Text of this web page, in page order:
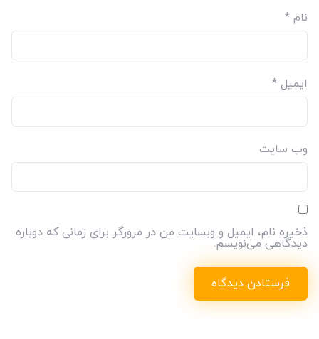
نام *
ایمیل *
وب‌ سایت
ذخیره نام، ایمیل و وبسایت من در مرورگر برای زمانی که دوباره
دیدگاهی می‌نویسم.